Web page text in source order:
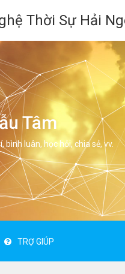
Thời Sự Hải
Tâm
bình luân, học hỏi, chia sẻ, vv.
TRỢ GIÚP